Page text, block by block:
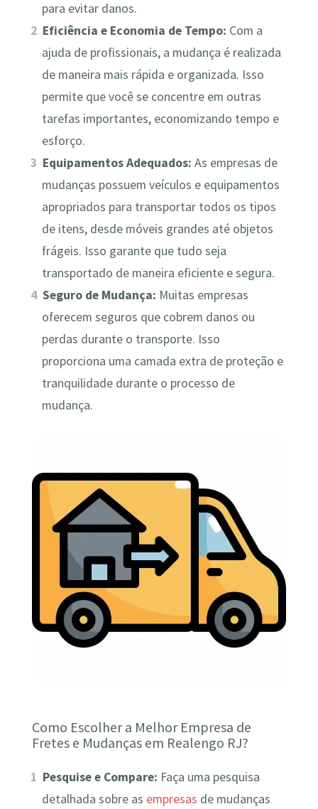
para evitar danos.
Eficiência e Economia de Tempo: Com a
ajuda de profissionais, a mudança é realizada
de maneira mais rápida e organizada. Isso
permite que você se concentre em outras
tarefas importantes, economizando tempo e
esforço.
Equipamentos Adequados: As empresas de
mudanças possuem veículos e equipamentos
apropriados para transportar todos os tipos
de itens, desde móveis grandes até objetos
frágeis. Isso garante que tudo seja
transportado de maneira eficiente e segura.
Seguro de Mudança: Muitas empresas
oferecem seguros que cobrem danos ou
perdas durante o transporte. Isso
proporciona uma camada extra de proteção e
tranquilidade durante o processo de
mudança.
Como Escolher a Melhor Empresa de
Fretes e Mudanças em Realengo RJ?
Pesquise e Compare: Faça uma pesquisa
detalhada sobre as empresas de mudanças